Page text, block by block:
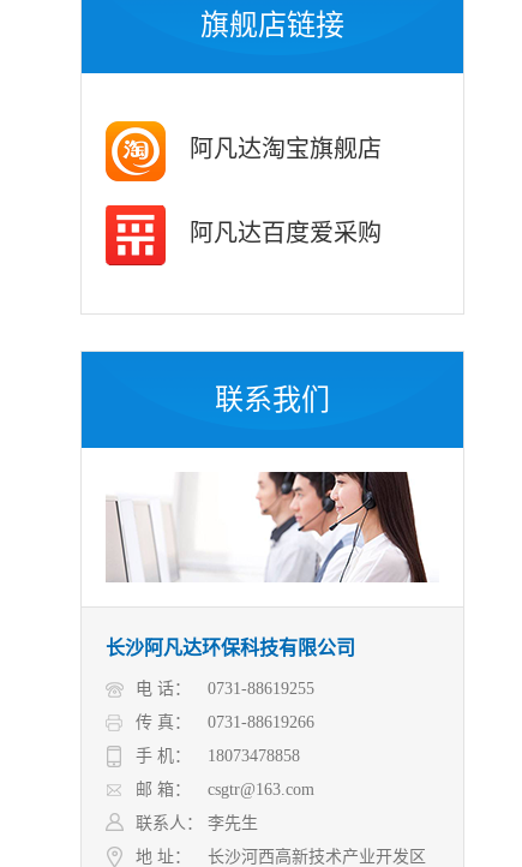
旗舰店链接
阿凡达淘宝旗舰店
阿凡达百度爱采购
联系我们
长沙阿凡达环保科技有限公司
电 话：
0731-88619255
传 真：
0731-88619266
手 机：
18073478858
邮 箱：
csgtr@163.com
联系人：
李先生
地 址：
长沙河西高新技术产业开发区